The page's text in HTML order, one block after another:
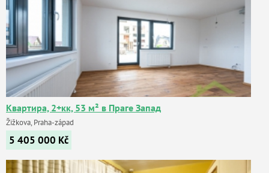
Квартира, 2+кк, 53 м² в Праге Запад
Žižkova, Praha-západ
5 405 000 Kč